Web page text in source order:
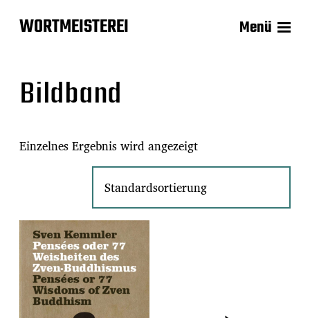
WORTMEISTEREI Menü
Bildband
Einzelnes Ergebnis wird angezeigt